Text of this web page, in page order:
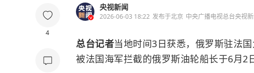
4
央视新闻
2026-06-03 18:22 发布于北京 中央广播电视总台央视
总台记者当地时间3日获悉，俄罗斯驻法
被法国海军拦截的俄罗斯油轮船长于6月2